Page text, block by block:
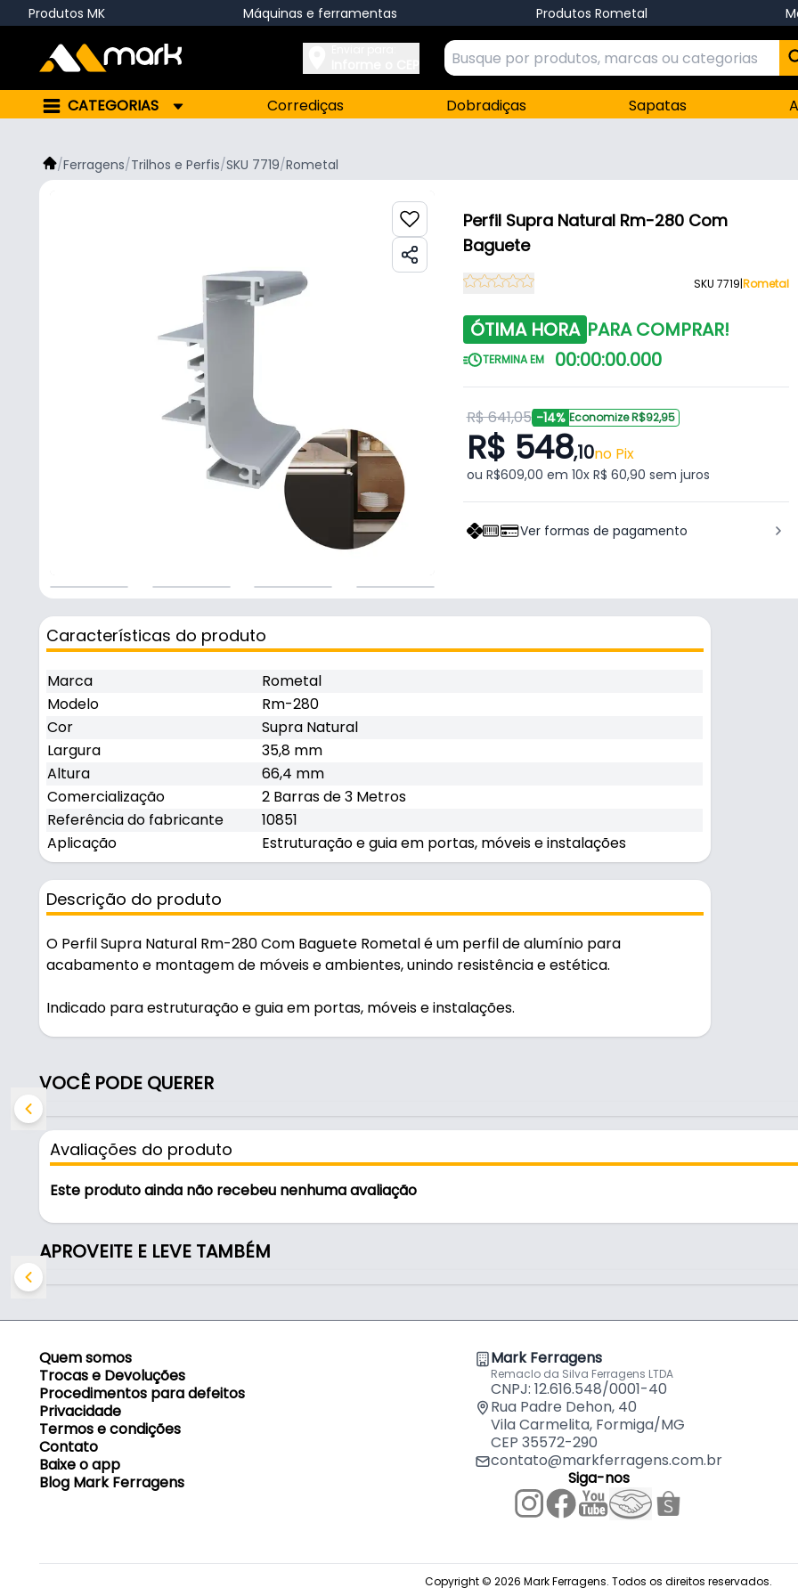
Produtos MK Máquinas e ferramentas Produtos Rometal
CATEGORIAS Corrediças Dobradiças Sapatas
/Ferragens/Trilhos e Perfis/SKU 7719/Rometal
Perfil Supra Natural Rm-280 Com
Baguete
SKU 7719|Rometal
ÓTIMA HORA PARA COMPRAR!
TERMINA EM 00:00:00.000
R$ 641,05 -14% Economize R$92,95
R$ 548,10no Pix
ou R$609,00 em 10x R$ 60,90 sem juros
Ver formas de pagamento
Características do produto
Marca
Rometal
Modelo
Rm-280
Cor
Supra Natural
Largura
35,8 mm
Altura
66,4 mm
Comercialização
2 Barras de 3 Metros
Referência do fabricante
10851
Aplicação
Estruturação e guia em portas, móveis e instalações
Descrição do produto
O Perfil Supra Natural Rm-280 Com Baguete Rometal é um perfil de alumínio para
acabamento e montagem de móveis e ambientes, unindo resistência e estética.
Indicado para estruturação e guia em portas, móveis e instalações.
- Marca: Rometal
- Modelo: Rm-280
- Largura: 35,8 mm
- Altura: 66,4 mm
- Referência do fabricante: 10851
- Aplicação: Estruturação e guia em portas, móveis e instalações
Indicado para:
VOCÊ PODE QUERER
Avaliações do produto
Este produto ainda não recebeu nenhuma avaliação
APROVEITE E LEVE TAMBÉM
Quem somos
Trocas e Devoluções
Procedimentos para defeitos
Privacidade
Termos e condições
Contato
Baixe o app
Blog Mark Ferragens
Mark Ferragens
Remaclo da Silva Ferragens LTDA
CNPJ: 12.616.548/0001-40
Rua Padre Dehon, 40
Vila Carmelita, Formiga/MG
CEP 35572-290
contato@markferragens.com.br
Siga-nos
Copyright © 2026 Mark Ferragens. Todos os direitos reservados.